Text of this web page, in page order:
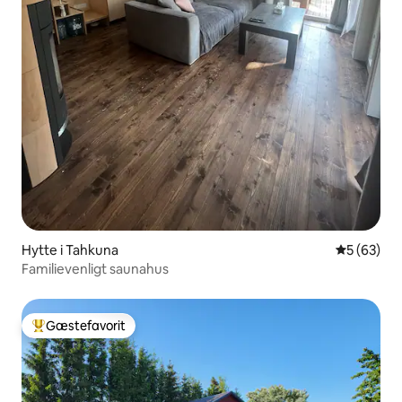
Hytte i Tahkuna 5 ud af 5 i
5 (63)
Familievenligt saunahus
Bedste gæstefavorit
Gæstefavorit